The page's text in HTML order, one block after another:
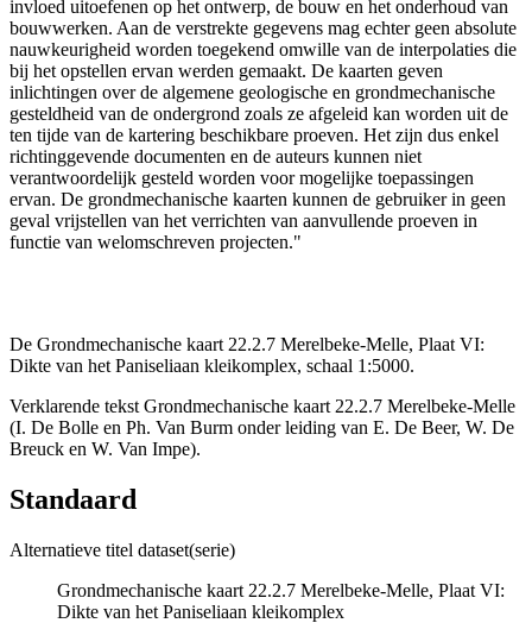
invloed uitoefenen op het ontwerp, de bouw en het onderhoud van
bouwwerken. Aan de verstrekte gegevens mag echter geen absolute
nauwkeurigheid worden toegekend omwille van de interpolaties die
bij het opstellen ervan werden gemaakt. De kaarten geven
inlichtingen over de algemene geologische en grondmechanische
gesteldheid van de ondergrond zoals ze afgeleid kan worden uit de
ten tijde van de kartering beschikbare proeven. Het zijn dus enkel
richtinggevende documenten en de auteurs kunnen niet
verantwoordelijk gesteld worden voor mogelijke toepassingen
ervan. De grondmechanische kaarten kunnen de gebruiker in geen
geval vrijstellen van het verrichten van aanvullende proeven in
functie van welomschreven projecten."
De Grondmechanische kaart 22.2.7 Merelbeke-Melle, Plaat VI:
Dikte van het Paniseliaan kleikomplex, schaal 1:5000.
Verklarende tekst Grondmechanische kaart 22.2.7 Merelbeke-Melle
(I. De Bolle en Ph. Van Burm onder leiding van E. De Beer, W. De
Breuck en W. Van Impe).
Standaard
Alternatieve titel dataset(serie)
Grondmechanische kaart 22.2.7 Merelbeke-Melle, Plaat VI:
Dikte van het Paniseliaan kleikomplex